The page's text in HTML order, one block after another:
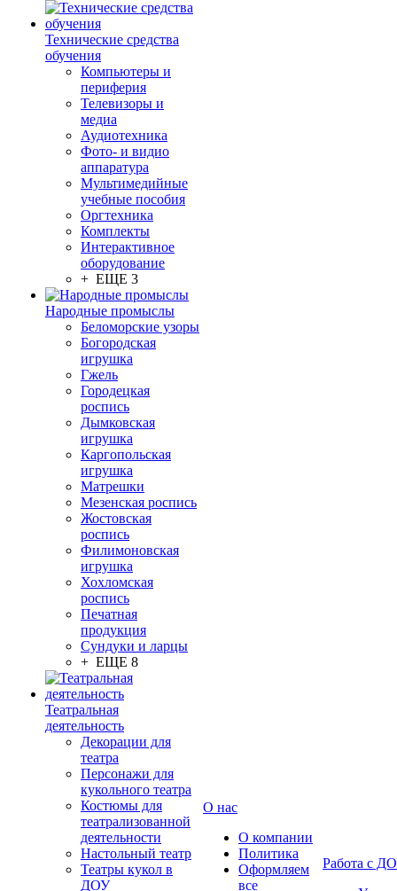
Технические средства
обучения
Компьютеры и
периферия
Телевизоры и
медиа
Аудиотехника
Фото- и видио
аппаратура
Мультимедийные
учебные пособия
Оргтехника
Комплекты
Интерактивное
оборудование
+ ЕЩЕ 3
Народные промыслы
Беломорские узоры
Богородская
игрушка
Гжель
Городецкая
роспись
Дымковская
игрушка
Каргопольская
игрушка
Матрешки
Мезенская роспись
Жостовская
роспись
Филимоновская
игрушка
Хохломская
роспись
Печатная
продукция
Сундуки и ларцы
+ ЕЩЕ 8
Театральная
деятельность
Декорации для
театра
Персонажи для
кукольного театра
Костюмы для
театрализованной
деятельности
Настольный театр
Театры кукол в
ДОУ
О нас
О компании
Политика
Оформляем
все
Работа с